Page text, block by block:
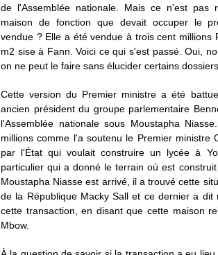
de l'Assemblée nationale. Mais ce n'est pas
maison de fonction que devait occuper le
vendue ? Elle a été vendue à trois cent
m2 sise à Fann. Voici ce qui s'est passé. Oui,
on ne peut le faire sans élucider certains
Cette version du Premier ministre a été
ancien président du groupe parlementaire
l'Assemblée nationale sous Moustapha
millions comme l'a soutenu le Premier ministre
par l'État qui voulait construire un lycée à
particulier qui a donné le terrain où est
Moustapha Niasse est arrivé, il a trouvé cette
de la République Macky Sall et ce dernier a
cette transaction, en disant que cette maison
Mbow.